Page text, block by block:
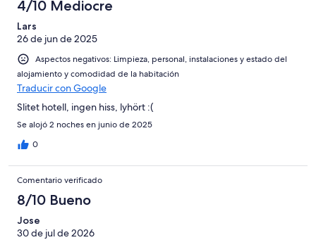
4/10 Mediocre
Lars
26 de jun de 2025
Aspectos negativos: Limpieza, personal, instalaciones y estado del
alojamiento y comodidad de la habitación
Traducir con Google
Slitet hotell, ingen hiss, lyhört :(
Se alojó 2 noches en junio de 2025
0
Comentario verificado
8/10 Bueno
Jose
30 de jul de 2026